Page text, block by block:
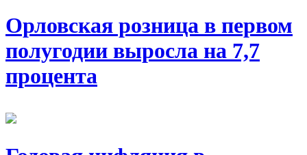
Орловская розница в первом
полугодии выросла на 7,7
процента